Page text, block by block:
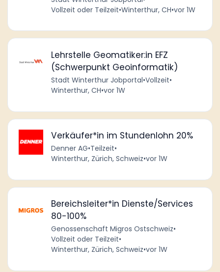
Vollzeit oder Teilzeit•Winterthur, CH•vor 1W
Lehrstelle Geomatiker:in EFZ
(Schwerpunkt Geoinformatik)
Stadt Winterthur Jobportal•Vollzeit•
Winterthur, CH•vor 1W
Verkäufer*in im Stundenlohn 20%
Denner AG•Teilzeit•
Winterthur, Zürich, Schweiz•vor 1W
Bereichsleiter*in Dienste/Services
80-100%
Genossenschaft Migros Ostschweiz•
Vollzeit oder Teilzeit•
Winterthur, Zürich, Schweiz•vor 1W